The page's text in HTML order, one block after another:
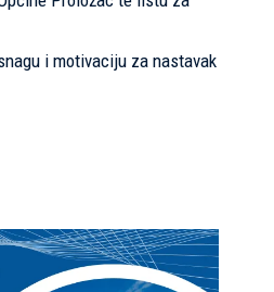
i motivaciju za nastavak